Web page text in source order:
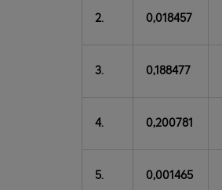
2. 0,018457
3. 0,188477
4. 0,200781
5. 0,001465